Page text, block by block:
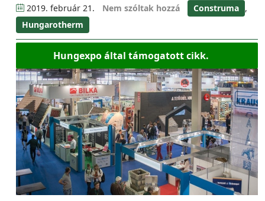
2019. február 21. Nem szóltak hozzá Construma ,
Hungarotherm
Hungexpo által támogatott cikk.